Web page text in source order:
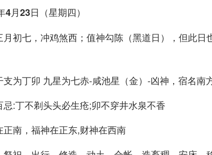
4月23日（星期四）
月初七，冲鸡煞西；值神勾陈（黑道日），但此日
支为丁卯 九星为七赤-咸池星（金）-凶神，宿名南
忌:丁不剃头头必生疮;卯不穿井水泉不香
正南，福神在正东,财神在西南